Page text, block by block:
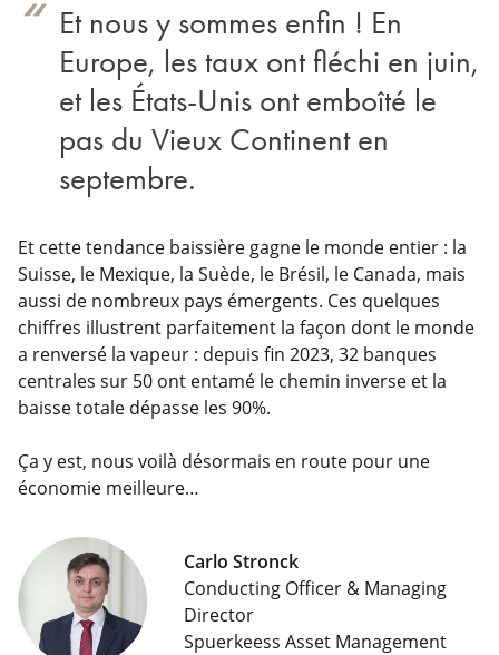
Et nous y sommes enfin ! En
Europe, les taux ont fléchi en juin,
et les États-Unis ont emboîté le
pas du Vieux Continent en
septembre.
Et cette tendance baissière gagne le monde entier : la
Suisse, le Mexique, la Suède, le Brésil, le Canada, mais
aussi de nombreux pays émergents. Ces quelques
chiffres illustrent parfaitement la façon dont le monde
a renversé la vapeur : depuis fin 2023, 32 banques
centrales sur 50 ont entamé le chemin inverse et la
baisse totale dépasse les 90%.
Ça y est, nous voilà désormais en route pour une
économie meilleure…
Carlo Stronck
Conducting Officer & Managing
Director
Spuerkeess Asset Management